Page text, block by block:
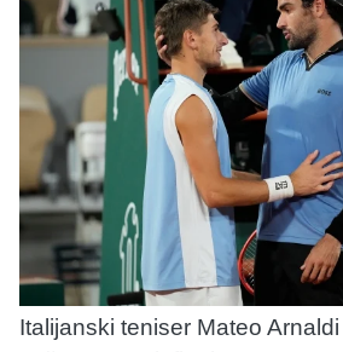
Italijanski teniser Mateo